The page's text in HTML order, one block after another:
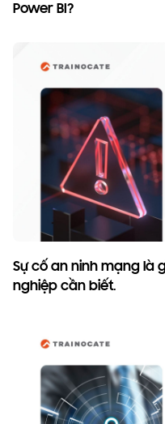
Power BI?
Sự cố an ninh mạng là
nghiệp cần biết.